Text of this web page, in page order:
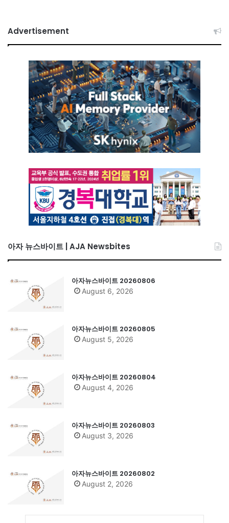
Advertisement
아자 뉴스바이트 | AJA Newsbites
아자뉴스바이트 20260806
August 6, 2026
아자뉴스바이트 20260805
August 5, 2026
아자뉴스바이트 20260804
August 4, 2026
아자뉴스바이트 20260803
August 3, 2026
아자뉴스바이트 20260802
August 2, 2026